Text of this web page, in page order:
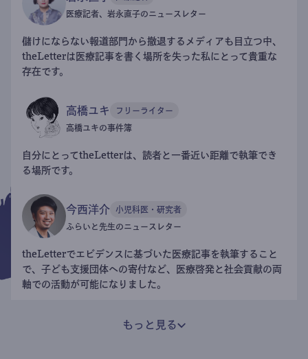
医療記者、岩永直子のニュースレター
儲けにならない報道部門から撤退するメディアも目立つ中、
theLetterは医療記事を書く場所を失った私にとって貴重な
存在です。
高橋ユキ フリーライター
高橋ユキの事件簿
自分にとってtheLetterは、読者と一番近い距離で執筆でき
る場所です。
今西洋介 小児科医・研究者
ふらいと先生のニュースレター
theLetterでエビデンスに基づいた医療記事を執筆すること
で、子ども支援団体への寄付など、医療啓発と社会貢献の両
軸での活動が可能になりました。
もっと見る